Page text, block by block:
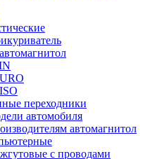
переходники
автомобиля
автомагнитол
с проводами